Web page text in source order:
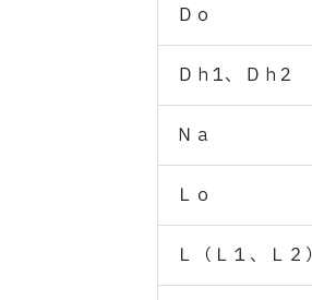
Ｄｏ
Ｄｈ1、Ｄｈ2
Ｎａ
Ｌｏ
Ｌ（Ｌ１、Ｌ２）